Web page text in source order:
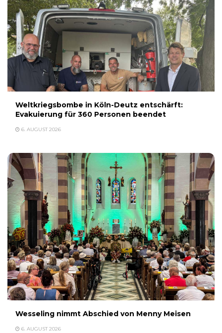
Weltkriegsbombe in Köln-Deutz entschärft:
Evakuierung für 360 Personen beendet
6. AUGUST 2026
Wesseling nimmt Abschied von Menny Meisen
6. AUGUST 2026